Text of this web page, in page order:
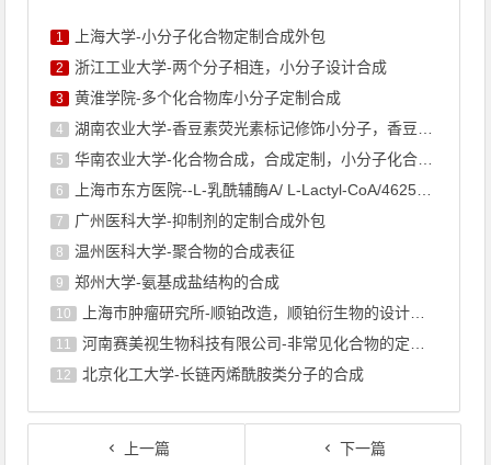
1 上海大学-小分子化合物定制合成外包
2 浙江工业大学-两个分子相连，小分子设计合成
3 黄淮学院-多个化合物库小分子定制合成
4 湖南农业大学-香豆素荧光素标记修饰小分子，香豆素衍生物的合成
5 华南农业大学-化合物合成，合成定制，小分子化合物的订购
6 上海市东方医院--L-乳酰辅酶A/ L-Lactyl-CoA/4625-32-5/1926 ...
7 广州医科大学-抑制剂的定制合成外包
8 温州医科大学-聚合物的合成表征
9 郑州大学-氨基成盐结构的合成
10 上海巿肿瘤研究所-顺铂改造，顺铂衍生物的设计合成
11 河南赛美视生物科技有限公司-非常见化合物的定制合成，工艺研发
12 北京化工大学-长链丙烯酰胺类分子的合成
上一篇
下一篇